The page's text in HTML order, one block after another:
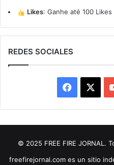
Likes: Ganhe até 100 Likes
REDES SOCIALES
Facebook
© 2025 FREE FIRE JORNAL.
freefirejornal.com es un sitio